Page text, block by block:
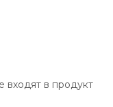
входят в продукт